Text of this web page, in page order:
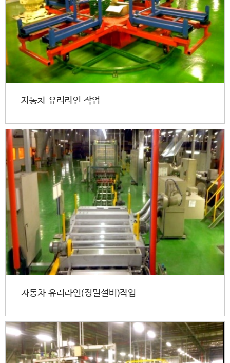
자동차 유리라인 작업
자동차 유리라인(정밀설비)작업